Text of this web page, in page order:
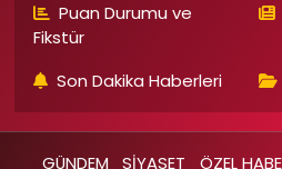
Puan Durumu ve
Fikstür
Son Dakika Haberleri
GÜNDEM SİYASET ÖZEL